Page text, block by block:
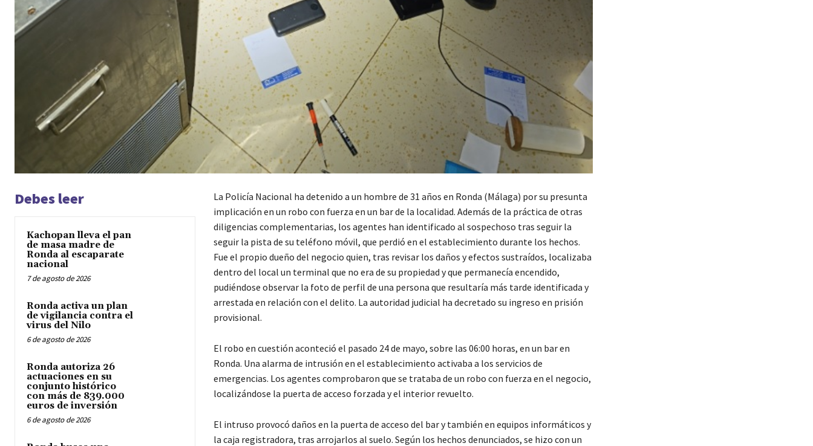
Debes leer
Kachopan lleva el pan
de masa madre de
Ronda al escaparate
nacional
7 de agosto de 2026
Ronda activa un plan
de vigilancia contra el
virus del Nilo
6 de agosto de 2026
Ronda autoriza 26
actuaciones en su
conjunto histórico
con más de 839.000
euros de inversión
6 de agosto de 2026
La Policía Nacional ha detenido a un hombre de 31 años en Ronda (Málaga) por su presunta
implicación en un robo con fuerza en un bar de la localidad. Además de la práctica de otras
diligencias complementarias, los agentes han identificado al sospechoso tras seguir la
seguir la pista de su teléfono móvil, que perdió en el establecimiento durante los hechos.
Fue el propio dueño del negocio quien, tras revisar los daños y efectos sustraídos, localizaba
dentro del local un terminal que no era de su propiedad y que permanecía encendido,
pudiéndose observar la foto de perfil de una persona que resultaría más tarde identificada y
arrestada en relación con el delito. La autoridad judicial ha decretado su ingreso en prisión
provisional.
El robo en cuestión aconteció el pasado 24 de mayo, sobre las 06:00 horas, en un bar en
Ronda. Una alarma de intrusión en el establecimiento activaba a los servicios de
emergencias. Los agentes comprobaron que se trataba de un robo con fuerza en el negocio,
localizándose la puerta de acceso forzada y el interior revuelto.
El intruso provocó daños en la puerta de acceso del bar y también en equipos informáticos y
la caja registradora, tras arrojarlos al suelo. Según los hechos denunciados, se hizo con un